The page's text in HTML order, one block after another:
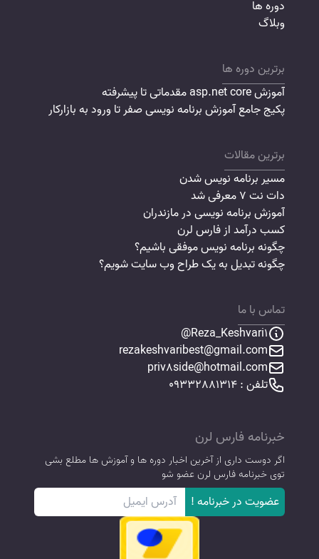
دوره ها
وبلاگ
برترین دوره ها
آموزش asp.net core مقدماتی تا پیشرفته
پکیج جامع آموزش برنامه نویسی صفر تا ورود به بازارکار
برترین مقالات
مسیر برنامه نویس شدن
دات نت 7 معرفی شد
آموزش برنامه نویسی در مازندران
کسب درآمد از فارس لرن
چگونه برنامه نویس موفقی باشیم؟
چگونه تبدیل به یک طراح وب سایت شویم؟
تماس با ما
Reza_Keshvari1@
rezakeshvaribest@gmail.com
priv8side@hotmail.com
تلفن : 09332881314
خبرنامه فارس لرن
اگر دوست داری از آخرین اخبار دوره ها و آموزش ها مطلع بشی
توی خبرنامه فارس لرن عضو شو
عضویت در خبرنامه !